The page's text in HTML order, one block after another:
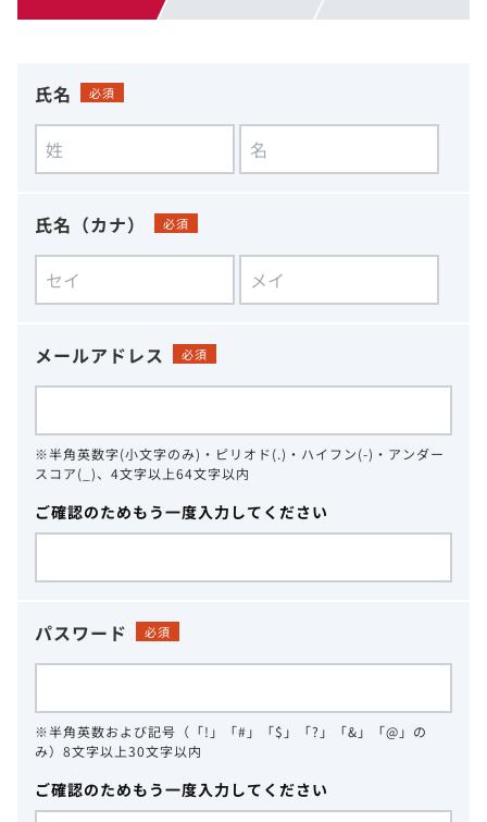
氏名 必須
氏名（カナ） 必須
メールアドレス 必須
※半角英数字(小文字のみ)・ピリオド(.)・ハイフン(-)・アンダー
スコア(_)、4文字以上64文字以内
ご確認のためもう一度入力してください
パスワード 必須
※半角英数および記号（「!」「#」「$」「?」「&」「@」の
み）8文字以上30文字以内
ご確認のためもう一度入力してください